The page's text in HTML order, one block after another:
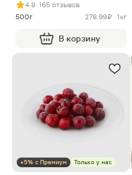
4.8· 165 отзывов
500г
278.99 ₽ · 1кг
В корзину
+5% с Премиум Только у нас